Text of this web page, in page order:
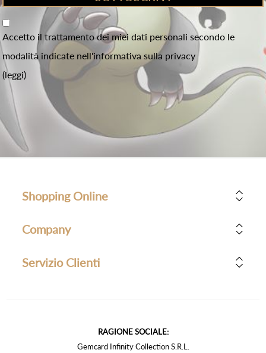
Accetto il trattamento dei miei dati personali secondo le
modalità indicate nell'informativa sulla privacy
(leggi)
Shopping Online
Company
Servizio Clienti
RAGIONE SOCIALE:
Gemcard Infinity Collection S.R.L.